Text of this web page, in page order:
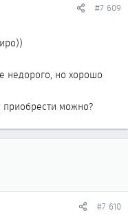
#7 609
недорого, но хорошо
приобрести можно?
#7 610